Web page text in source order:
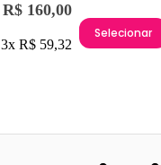
R$ 160,00
3x R$ 59,32
Selecionar